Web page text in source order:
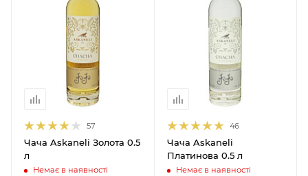
57
Чача Askaneli Золота 0.5
л
Немає в наявності
46
Чача Askaneli
Платинова 0.5 л
Немає в наявності